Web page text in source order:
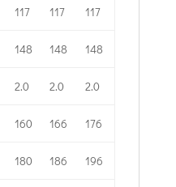
117 117 117
148 148 148
2.0 2.0 2.0
160 166 176
180 186 196